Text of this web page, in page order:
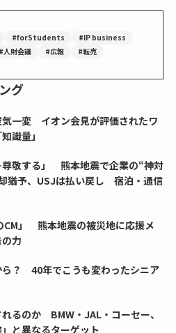
#forStudents
#IP business
#人財会議 #広報 #転売
グ
気一変 イオン会見が評価されたワ
識量」
尊敬する」 熊本地震で企業の“神対
猶予、USJは払い戻し 宿泊・通信
CM」 熊本地震の被災地に応援メ
力
ら？ 40年でこうも変わったシニア
るのか BMW・JAL・コーセー、
と異なるターゲット